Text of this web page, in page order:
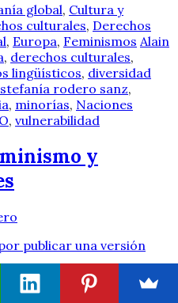
global, Cultura y
culturales, Derechos
, Europa, Feminismos Alain
, derechos culturales,
lingüísticos, diversidad
rodero sanz,
, minorías, Naciones
, vulnerabilidad
y
publicar una versión